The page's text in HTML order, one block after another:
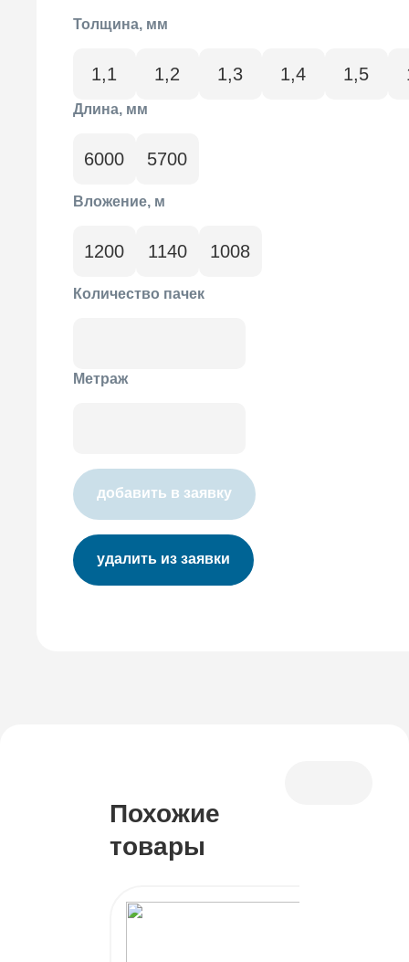
Толщина, мм
1,1 1,2 1,3 1,4 1,5
Длина, мм
6000 5700
Вложение, м
1200 1140 1008
Количество пачек
Метраж
добавить в заявку
удалить из заявки
Похожие
товары